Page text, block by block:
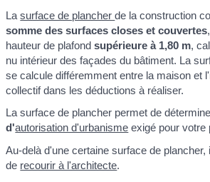
Lasurface de plancherde la construction
somme des surfaces closes et couvertes
hauteur de plafondsupérieure à 1,80 m,
nu intérieur des façades du bâtiment. La
se calcule différemment entre la maison et
collectif dans les déductions à réaliser.
La surface de plancher permet de
d'autorisation d'urbanisme exigé pour votre
Au-delà d'une certaine surface de
de recourir à l'architecte.